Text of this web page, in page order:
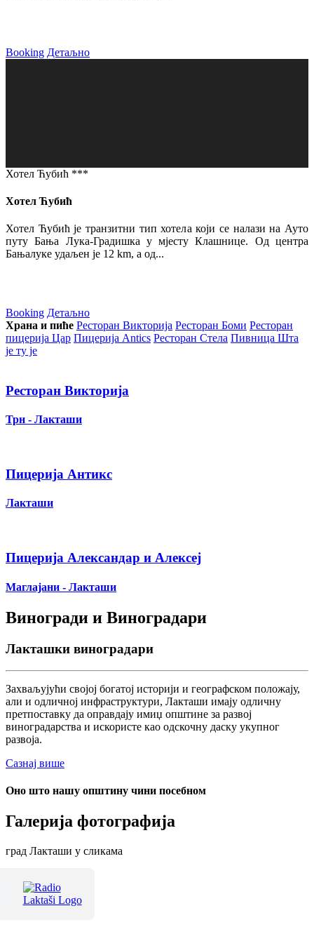
Booking Детаљно
Хотел Ћубић ***
Хотел Ћубић
Хотел Ћубић је транзитни тип хотела који се налази на Ауто
путу Бања Лука-Градишка у мјесту Клашнице. Од центра
Бањалуке удаљен је 12 km, а од...
Booking Детаљно
Храна и пиће Ресторан Викторија Ресторан Боми Ресторан
пицерија Цар Пицерија Аntics Ресторан Стела Пивница Шта
је ту је
Ресторан Викторија
Трн - Лакташи
Пицерија Антикс
Лакташи
Пицерија Александар и Алексеј
Маглајани - Лакташи
Виногради и Виноградари
Лакташки виноградари
Захваљујући својој богатој историји и географском положају,
али и одличној инфраструктури, Лакташи имају одличну
претпоставку да оправдају имиџ општине за развој
виноградарства и искористе као одскочну даску укупног
развоја.
Сазнај више
Оно што нашу општину чини посебном
Галерија фотографија
град Лакташи у сликама
Терме Лакташи